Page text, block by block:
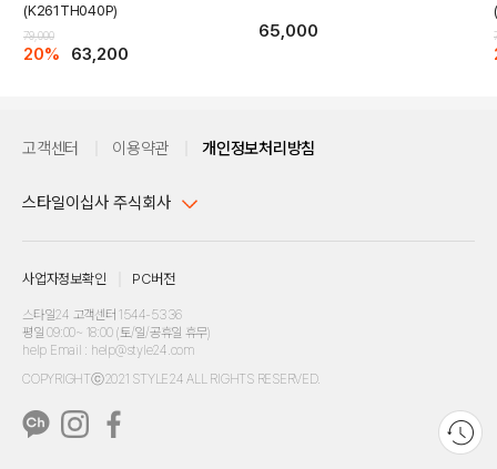
(K261TH040P)
79,000
20% 63,200
65,000
고객센터 이용약관 개인정보처리방침
스타일이십사 주식회사
주소 : 서울시 강남구 논현로 633, 6층 (논현동, 한세엠케이빌딩)
사업자등록번호 : 116-81-32499
통신판매업신고번호 : 제 2024-서울강남-04239
개인정보보호책임자 : 배기영
고객센터 1544-5336(평일 09:00~ 18:00 토/일/공휴일 휴무)
사업자정보확인 PC버전
스타일24 고객센터 1544-5336
평일 09:00~ 18:00 (토/일/공휴일 휴무)
help Email : help@style24.com
COPYRIGHTⓒ2021 STYLE24 ALL RIGHTS RESERVED.